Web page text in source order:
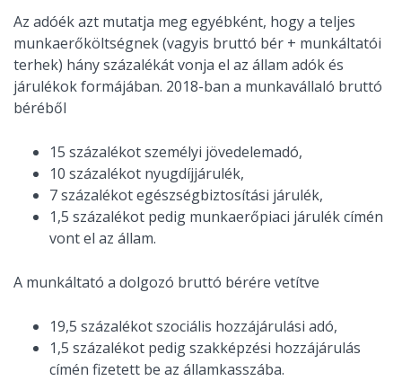
Az adóék azt mutatja meg egyébként, hogy a teljes
munkaerőköltségnek (vagyis bruttó bér + munkáltatói
terhek) hány százalékát vonja el az állam adók és
járulékok formájában. 2018-ban a munkavállaló bruttó
béréből
15 százalékot személyi jövedelemadó,
10 százalékot nyugdíjjárulék,
7 százalékot egészségbiztosítási járulék,
1,5 százalékot pedig munkaerőpiaci járulék címén
vont el az állam.
A munkáltató a dolgozó bruttó bérére vetítve
19,5 százalékot szociális hozzájárulási adó,
1,5 százalékot pedig szakképzési hozzájárulás
címén fizetett be az államkasszába.